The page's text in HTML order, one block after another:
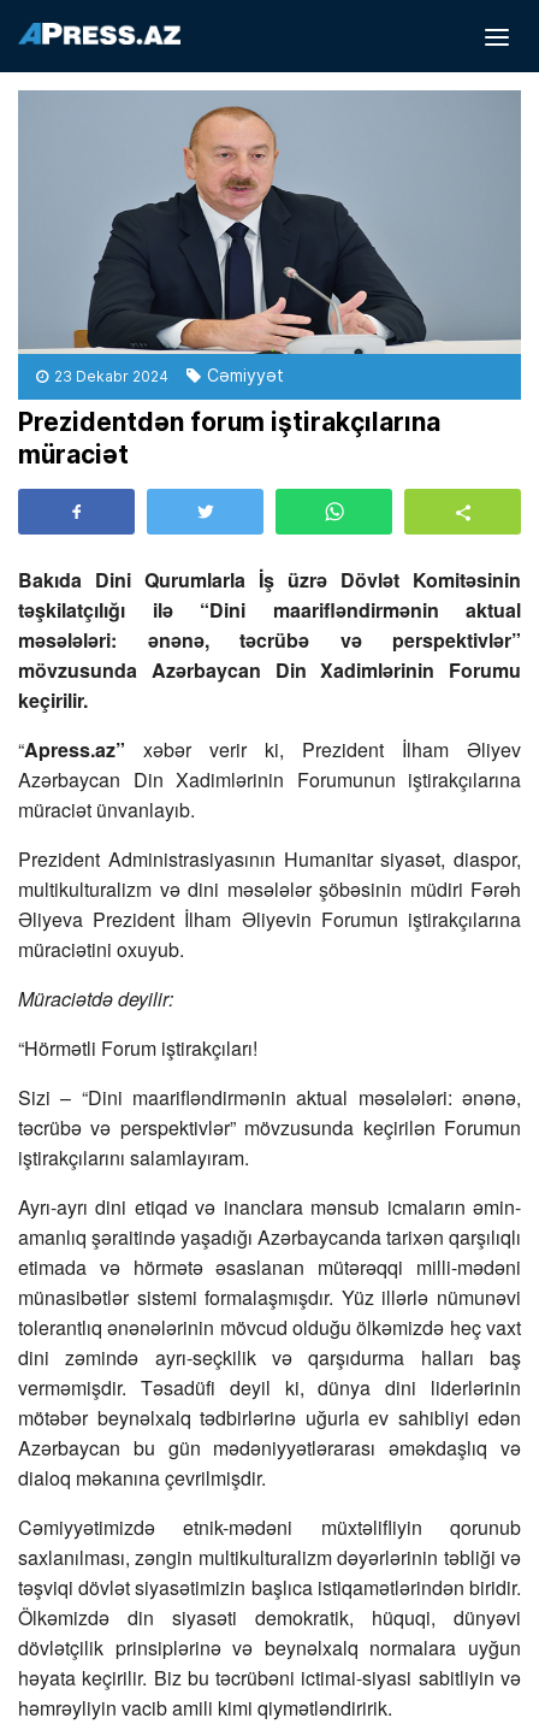
23 Dekabr 2024 Cəmiyyət
Prezidentdən forum iştirakçılarına
müraciət
Bakıda Dini Qurumlarla İş üzrə Dövlət Komitəsinin
təşkilatçılığı ilə “Dini maarifləndirmənin aktual
məsələləri: ənənə, təcrübə və perspektivlər”
mövzusunda Azərbaycan Din Xadimlərinin Forumu
keçirilir.
“Apress.az” xəbər verir ki, Prezident İlham Əliyev
Azərbaycan Din Xadimlərinin Forumunun iştirakçılarına
müraciət ünvanlayıb.
Prezident Administrasiyasının Humanitar siyasət, diaspor,
multikulturalizm və dini məsələlər şöbəsinin müdiri Fərəh
Əliyeva Prezident İlham Əliyevin Forumun iştirakçılarına
müraciətini oxuyub.
Müraciətdə deyilir:
“Hörmətli Forum iştirakçıları!
Sizi – “Dini maarifləndirmənin aktual məsələləri: ənənə,
təcrübə və perspektivlər” mövzusunda keçirilən Forumun
iştirakçılarını salamlayıram.
Ayrı-ayrı dini etiqad və inanclara mənsub icmaların əmin-
amanlıq şəraitində yaşadığı Azərbaycanda tarixən qarşılıqlı
etimada və hörmətə əsaslanan mütərəqqi milli-mədəni
münasibətlər sistemi formalaşmışdır. Yüz illərlə nümunəvi
tolerantlıq ənənələrinin mövcud olduğu ölkəmizdə heç vaxt
dini zəmində ayrı-seçkilik və qarşıdurma halları baş
verməmişdir. Təsadüfi deyil ki, dünya dini liderlərinin
mötəbər beynəlxalq tədbirlərinə uğurla ev sahibliyi edən
Azərbaycan bu gün mədəniyyətlərarası əməkdaşlıq və
dialoq məkanına çevrilmişdir.
Cəmiyyətimizdə etnik-mədəni müxtəlifliyin qorunub
saxlanılması, zəngin multikulturalizm dəyərlərinin təbliği və
təşviqi dövlət siyasətimizin başlıca istiqamətlərindən biridir.
Ölkəmizdə din siyasəti demokratik, hüquqi, dünyəvi
dövlətçilik prinsiplərinə və beynəlxalq normalara uyğun
həyata keçirilir. Biz bu təcrübəni ictimai-siyasi sabitliyin və
həmrəyliyin vacib amili kimi qiymətləndiririk.